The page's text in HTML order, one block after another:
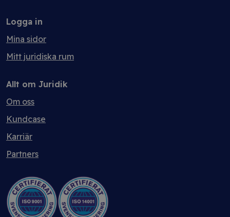
Logga in
Mina sidor
Mitt juridiska rum
Allt om Juridik
Om oss
Kundcase
Karriär
Partners